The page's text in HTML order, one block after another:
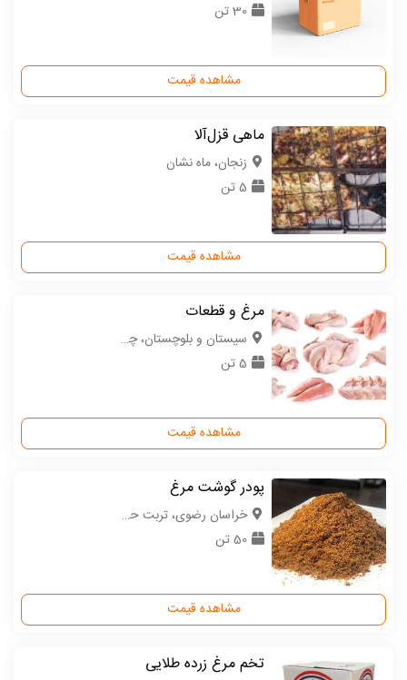
30 تن
مشاهده قیمت
ماهی قزل‌آلا
زنجان، ماه نشان
5 تن
مشاهده قیمت
مرغ و قطعات
سیستان و بلوچستان، چابهار
5 تن
مشاهده قیمت
پودر گوشت مرغ
خراسان رضوی، تربت حیدریه
50 تن
مشاهده قیمت
تخم مرغ زرده طلایی